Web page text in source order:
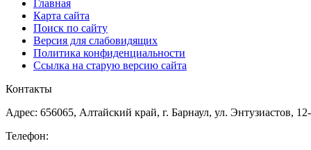
Главная
Карта сайта
Поиск по сайту
Версия для слабовидящих
Политика конфиденциальности
Ссылка на старую версию сайта
Контакты
Адрес: 656065, Алтайский край, г. Барнаул, ул. Энтузиастов,
Телефон: